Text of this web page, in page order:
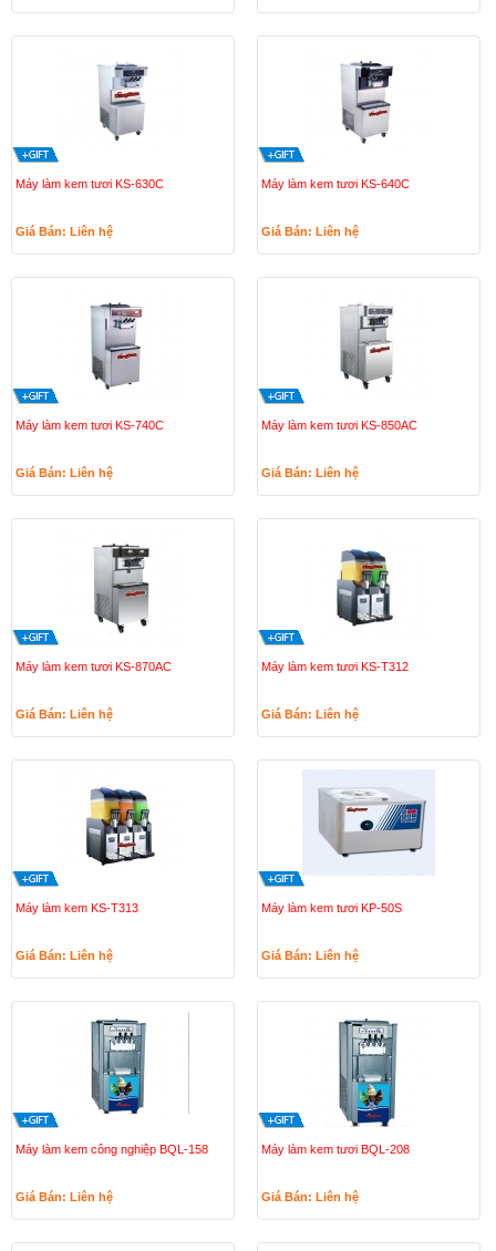
Máy làm kem tươi KS-630C
Giá Bán: Liên hệ
Máy làm kem tươi KS-640C
Giá Bán: Liên hệ
Máy làm kem tươi KS-740C
Giá Bán: Liên hệ
Máy làm kem tươi KS-850AC
Giá Bán: Liên hệ
Máy làm kem tươi KS-870AC
Giá Bán: Liên hệ
Máy làm kem tươi KS-T312
Giá Bán: Liên hệ
Máy làm kem KS-T313
Giá Bán: Liên hệ
Máy làm kem tươi KP-50S
Giá Bán: Liên hệ
Máy làm kem công nghiệp BQL-158
Giá Bán: Liên hệ
Máy làm kem tươi BQL-208
Giá Bán: Liên hệ